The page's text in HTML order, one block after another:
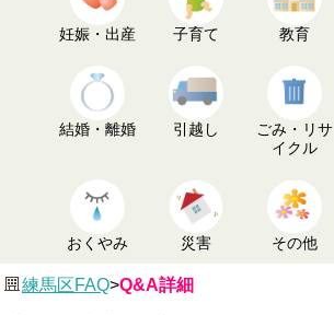
妊娠・出産 子育て 教育
結婚・離婚 引越し
ごみ・リサ
イクル
おくやみ 災害 その他
練馬区FAQ>Q&A詳細